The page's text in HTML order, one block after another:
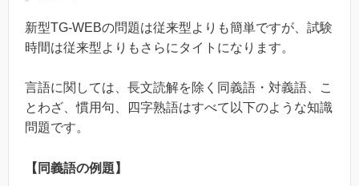
新型TG-WEBの問題は従来型よりも簡単ですが、試験
時間は従来型よりもさらにタイトになります。
言語に関しては、長文読解を除く同義語・対義語、こ
とわざ、慣用句、四字熟語はすべて以下のような知識
問題です。
【同義語の例題】